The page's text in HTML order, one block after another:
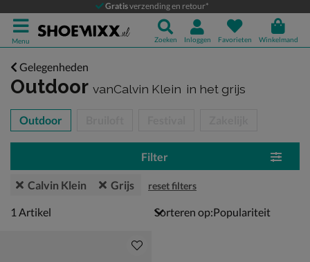
Gratisverzending en retour*
Menu Zoeken Inloggen Favorieten Winkelmand
Gelegenheden
Outdoor vanCalvin Klein in het grijs
over
Outdoor
Filter
Calvin Klein Grijs reset filters
1 artikel
1 Artikel Sorteren op: